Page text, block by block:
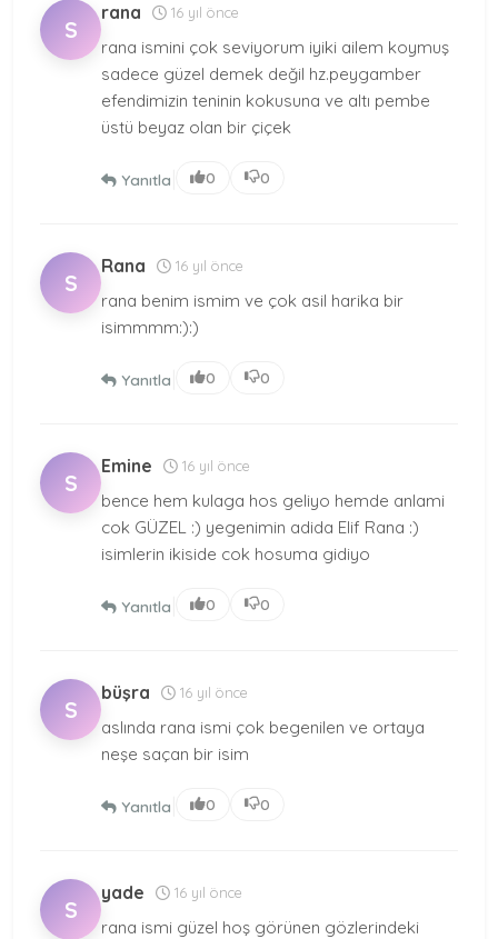
S
rana 16 yıl önce
rana ismini çok seviyorum iyiki ailem koymuş
sadece güzel demek değil hz.peygamber
efendimizin teninin kokusuna ve altı pembe
üstü beyaz olan bir çiçek
Yanıtla 0 0
S
Rana 16 yıl önce
rana benim ismim ve çok asil harika bir
isimmmm:):)
Yanıtla 0 0
S
Emine 16 yıl önce
bence hem kulaga hos geliyo hemde anlami
cok GÜZEL :) yegenimin adida Elif Rana :)
isimlerin ikiside cok hosuma gidiyo
Yanıtla 0 0
S
büşra 16 yıl önce
aslında rana ismi çok begenilen ve ortaya
neşe saçan bir isim
Yanıtla 0 0
S
yade 16 yıl önce
rana ismi güzel hoş görünen gözlerindeki